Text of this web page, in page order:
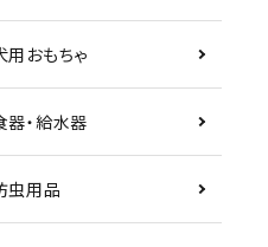
用おもちゃ
器・給水器
虫用品